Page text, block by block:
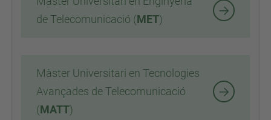
de Telecomunicació (MET)
Màster Universitari en Tecnologies
Avançades de Telecomunicació
(MATT)